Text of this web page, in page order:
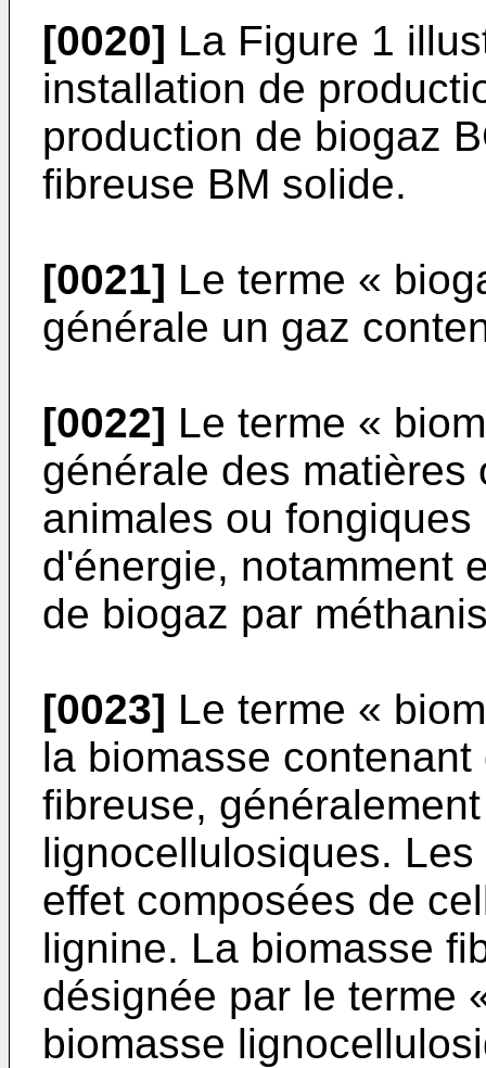
[0020] La Figure 1
installation de
production de biogaz
fibreuse BM solide.
[0021] Le terme «
générale un gaz
[0022] Le terme «
générale des
animales ou
d'énergie, notamment
de biogaz par
[0023] Le terme «
la biomasse
fibreuse,
lignocellulosiques.
effet composées de
lignine. La biomasse
désignée par le terme
biomasse